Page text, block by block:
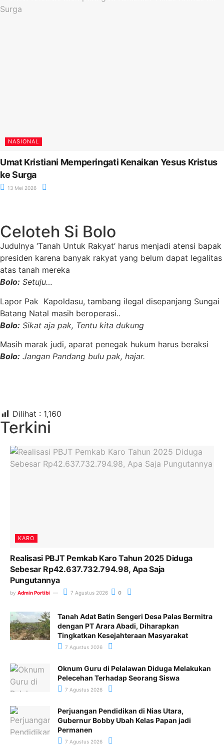
NASIONAL
Umat Kristiani Memperingati Kenaikan Yesus Kristus
ke Surga
13 Mei 2026
Celoteh Si Bolo
Judulnya ‘Tanah Untuk Rakyat’ harus menjadi atensi bapak
presiden karena banyak rakyat yang belum dapat legalitas
atas tanah mereka
Bolo: Setuju…
Lapor Pak Kapoldasu, tambang ilegal disepanjang Sungai
Batang Natal masih beroperasi..
Bolo: Sikat aja pak, Tentu kita dukung
Masih marak judi, aparat penegak hukum harus beraksi
Bolo: Jangan Pandang bulu pak, hajar.
Dilihat : 1,160
Terkini
KARO
Realisasi PBJT Pemkab Karo Tahun 2025 Diduga
Sebesar Rp42.637.732.794.98, Apa Saja
Pungutannya
by Admin Portibi 7 Agustus 2026 0
Tanah Adat Batin Sengeri Desa Palas Bermitra
dengan PT Arara Abadi, Diharapkan
Tingkatkan Kesejahteraan Masyarakat
7 Agustus 2026
Oknum Guru di Pelalawan Diduga Melakukan
Pelecehan Terhadap Seorang Siswa
7 Agustus 2026
Perjuangan Pendidikan di Nias Utara,
Gubernur Bobby Ubah Kelas Papan jadi
Permanen
7 Agustus 2026